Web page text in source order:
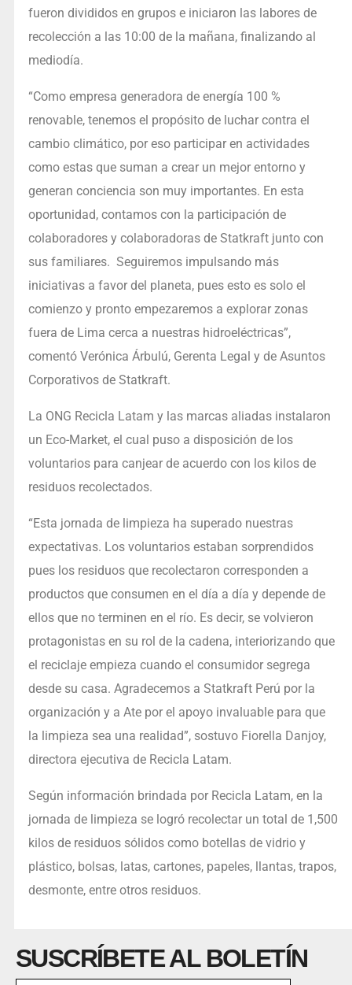
fueron divididos en grupos e iniciaron las labores de
recolección a las 10:00 de la mañana, finalizando al
mediodía.
“Como empresa generadora de energía 100 %
renovable, tenemos el propósito de luchar contra el
cambio climático, por eso participar en actividades
como estas que suman a crear un mejor entorno y
generan conciencia son muy importantes. En esta
oportunidad, contamos con la participación de
colaboradores y colaboradoras de Statkraft junto con
sus familiares. Seguiremos impulsando más
iniciativas a favor del planeta, pues esto es solo el
comienzo y pronto empezaremos a explorar zonas
fuera de Lima cerca a nuestras hidroeléctricas”,
comentó Verónica Árbulú, Gerenta Legal y de Asuntos
Corporativos de Statkraft.
La ONG Recicla Latam y las marcas aliadas instalaron
un Eco-Market, el cual puso a disposición de los
voluntarios para canjear de acuerdo con los kilos de
residuos recolectados.
“Esta jornada de limpieza ha superado nuestras
expectativas. Los voluntarios estaban sorprendidos
pues los residuos que recolectaron corresponden a
productos que consumen en el día a día y depende de
ellos que no terminen en el río. Es decir, se volvieron
protagonistas en su rol de la cadena, interiorizando que
el reciclaje empieza cuando el consumidor segrega
desde su casa. Agradecemos a Statkraft Perú por la
organización y a Ate por el apoyo invaluable para que
la limpieza sea una realidad”, sostuvo Fiorella Danjoy,
directora ejecutiva de Recicla Latam.
Según información brindada por Recicla Latam, en la
jornada de limpieza se logró recolectar un total de 1,500
kilos de residuos sólidos como botellas de vidrio y
plástico, bolsas, latas, cartones, papeles, llantas, trapos,
desmonte, entre otros residuos.
SUSCRÍBETE AL BOLETÍN